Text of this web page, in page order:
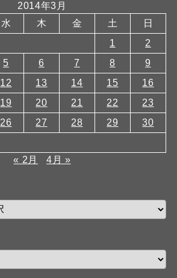
2014年3月
水 木 金 土
日
1
2
5 6 7 8
9
12 13 14 15
16
19 20 21 22
23
26 27 28 29
30
« 2月
4月 »